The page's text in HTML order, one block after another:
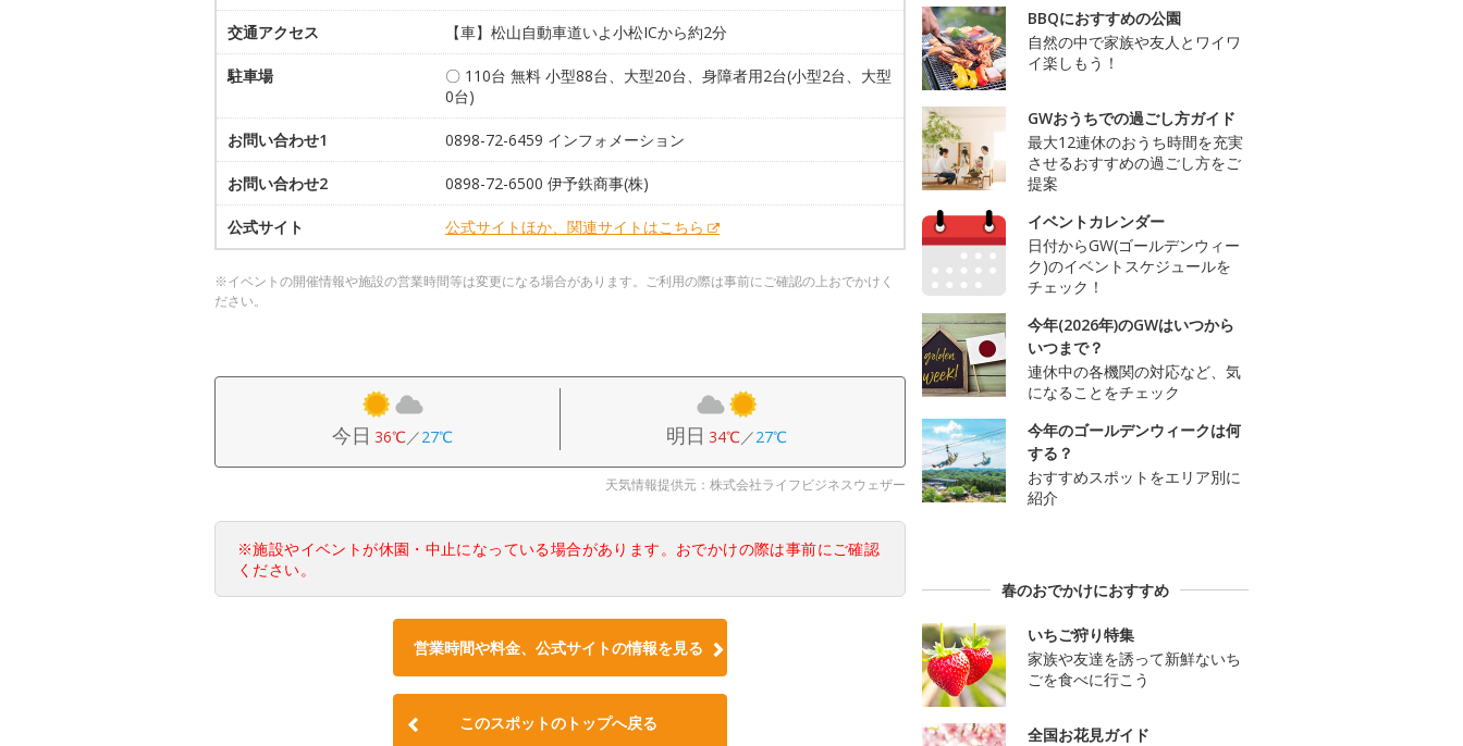
交通アクセス 【車】松山自動車道いよ小松ICから約2分
駐車場
〇 110台 無料 小型88台、大型20台、身障者用2台(小型2台、大型
0台)
お問い合わせ1 0898-72-6459 インフォメーション
お問い合わせ2 0898-72-6500 伊予鉄商事(株)
公式サイト 公式サイトほか、関連サイトはこちら
※イベントの開催情報や施設の営業時間等は変更になる場合があります。ご利用の際は事前にご確認の上おでかけく
ださい。
今日 36℃／27℃ 明日 34℃／27℃
天気情報提供元：株式会社ライフビジネスウェザー
※施設やイベントが休園・中止になっている場合があります。おでかけの際は事前にご確認
ください。
営業時間や料金、公式サイトの情報を見る
このスポットのトップへ戻る
BBQにおすすめの公園
自然の中で家族や友人とワイワ
イ楽しもう！
GWおうちでの過ごし方ガイド
最大12連休のおうち時間を充実
させるおすすめの過ごし方をご
提案
イベントカレンダー
日付からGW(ゴールデンウィー
ク)のイベントスケジュールを
チェック！
今年(2026年)のGWはいつから
いつまで？
連休中の各機関の対応など、気
になることをチェック
今年のゴールデンウィークは何
する？
おすすめスポットをエリア別に
紹介
春のおでかけにおすすめ
いちご狩り特集
家族や友達を誘って新鮮ないち
ごを食べに行こう
全国お花見ガイド